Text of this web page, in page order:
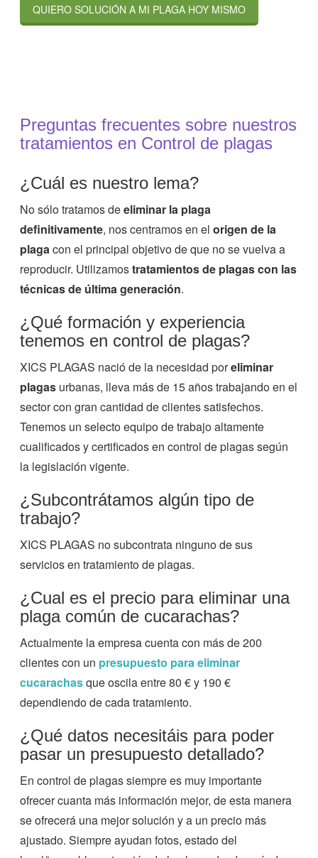
QUIERO SOLUCIÓN A MI PLAGA HOY MISMO
Preguntas frecuentes sobre nuestros
tratamientos en Control de plagas
¿Cuál es nuestro lema?
No sólo tratamos deeliminar la plaga
definitivamente, nos centramos en elorigen de la
plagacon el principal objetivo de que no se vuelva a
reproducir. Utilizamostratamientos de plagas con las
técnicas de última generación.
¿Qué formación y experiencia
tenemos en control de plagas?
XICS PLAGAS nació de la necesidad poreliminar
plagas urbanas, lleva más de 15 años trabajando en el
sector con gran cantidad de clientes satisfechos.
Tenemos un selecto equipo de trabajo altamente
cualificados y certificados en control de plagas según
la legislación vigente.
¿Subcontrátamos algún tipo de
trabajo?
XICS PLAGAS no subcontrata ninguno de sus
servicios en tratamiento de plagas.
¿Cual es el precio para eliminar una
plaga común de cucarachas?
Actualmente la empresa cuenta con más de 200
clientes con un presupuesto para eliminar
cucarachasque oscila entre 80 € y 190 €
dependiendo de cada tratamiento.
¿Qué datos necesitáis para poder
pasar un presupuesto detallado?
En control de plagas siempre es muy importante
ofrecer cuanta más información mejor, de esta manera
se ofrecerá una mejor solución y a un precio más
ajustado. Siempre ayudan fotos, estado del